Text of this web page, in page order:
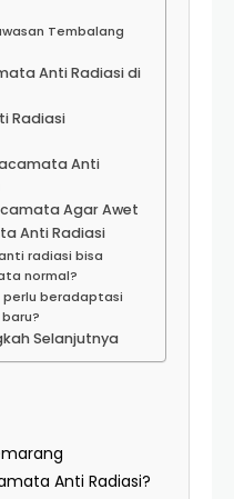
Tembalang
Anti Radiasi di
Radiasi
Anti
Agar Awet
Anti Radiasi
radiasi bisa
normal?
beradaptasi
Selanjutnya
Anti Radiasi?